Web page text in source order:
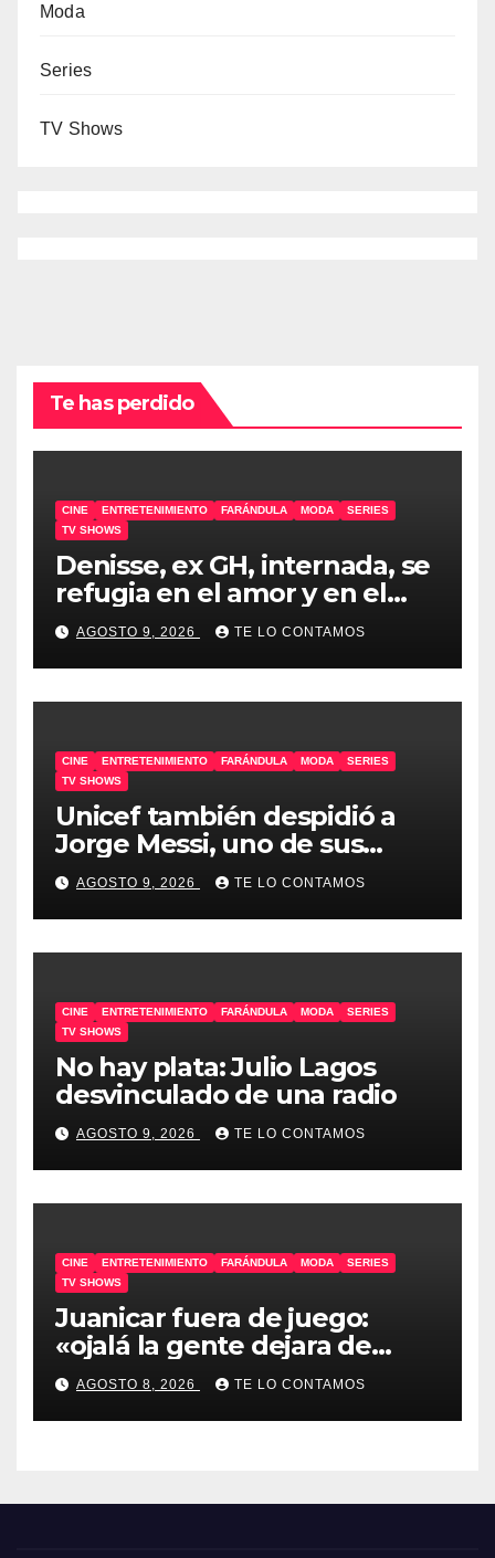
Moda
Series
TV Shows
Te has perdido
CINE ENTRETENIMIENTO FARÁNDULA MODA
SERIES
TV SHOWS
Denisse, ex GH, internada, se
refugia en el amor y en el
humor
AGOSTO 9, 2026 TE LO CONTAMOS
CINE ENTRETENIMIENTO FARÁNDULA MODA
SERIES
TV SHOWS
Unicef también despidió a
Jorge Messi, uno de sus
embajadores
AGOSTO 9, 2026 TE LO CONTAMOS
CINE ENTRETENIMIENTO FARÁNDULA MODA
SERIES
TV SHOWS
No hay plata: Julio Lagos
desvinculado de una radio
AGOSTO 9, 2026 TE LO CONTAMOS
CINE ENTRETENIMIENTO FARÁNDULA MODA
SERIES
TV SHOWS
Juanicar fuera de juego:
«ojalá la gente dejara de
odiar tanto»
AGOSTO 8, 2026 TE LO CONTAMOS